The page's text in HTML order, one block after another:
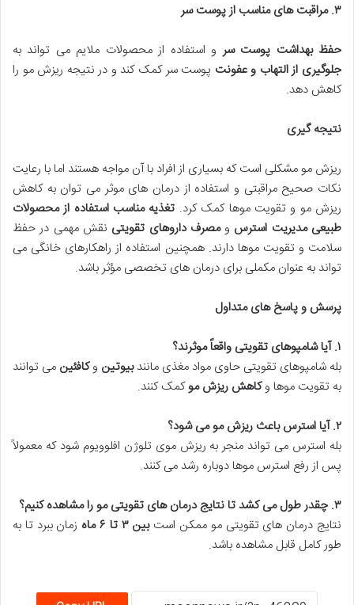
۳.مراقبت های مناسب از پوست سر
حفظ بهداشت پوست سرو استفاده از محصولات ملایم می تواند به
جلوگیری از التهاب و عفونت پوست سر کمک کند و در نتیجه ریزش مو را
کاهش دهد.
نتیجه گیری
ریزش مو مشکلی است که بسیاری از افراد با آن مواجه هستند اما با رعایت
نکات صحیح مراقبتی و استفاده از درمان های موثر می توان به کاهش
ریزش مو و تقویت موها کمک کرد. تغذیه مناسب استفاده از محصولات
طبیعی مدیریت استرس ومصرف داروهای تقویتی نقش مهمی در حفظ
سلامت و تقویت موها دارند. همچنین استفاده از راهکارهای خانگی می
تواند به عنوان مکملی برای درمان های تخصصی مؤثر باشد.
پرسش و پاسخ های متداول
۱.آیا شامپوهای تقویتی واقعاً موثرند؟
بله شامپوهای تقویتی حاوی مواد مغذی مانندبیوتین وکافئین می توانند
به تقویت موها وکاهش ریزش موکمک کنند.
۲.آیا استرس باعث ریزش مو می شود؟
بله استرس می تواند منجر به ریزش موی تلوژن افلوویوم شود که معمولاً
پس از رفع استرس موها دوباره رشد می کنند.
۳.چقدر طول می کشد تا نتایج درمان های تقویتی مو را مشاهده کنیم؟
نتایج درمان های تقویتی مو ممکن استبین۳ تا ۶ماه زمان ببرد تا به
طور کامل قابل مشاهده باشد.